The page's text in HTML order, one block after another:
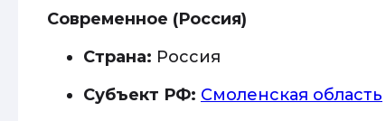
Современное (Россия)
Страна: Россия
Субъект РФ: Смоленская область